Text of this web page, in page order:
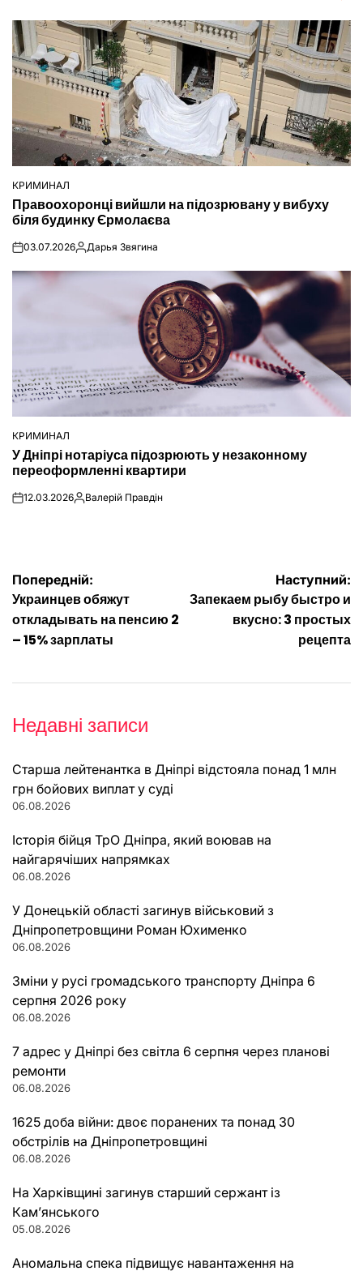
ОПУБЛІКУВАТИ
КРИМИНАЛ
Правоохоронці вийшли на підозрювану у вибуху
біля будинку Єрмолаєва
on03.07.2026Опубліковано
Дарья Звягина
ОПУБЛІКУВАТИ
У
КРИМИНАЛ
У Дніпрі нотаріуса підозрюють у незаконному
переоформленні квартири
on12.03.2026Опубліковано
Валерій Правдін
Навігація
записів
Попередній:
Украинцев обяжут
откладывать на пенсию 2
– 15% зарплаты
Наступний:
Запекаем рыбу быстро и
вкусно: 3 простых
рецепта
Недавні записи
Старша лейтенантка в Дніпрі відстояла понад 1 млн
грн бойових виплат у суді
06.08.2026
Історія бійця ТрО Дніпра, який воював на
найгарячіших напрямках
06.08.2026
У Донецькій області загинув військовий з
Дніпропетровщини Роман Юхименко
06.08.2026
Зміни у русі громадського транспорту Дніпра 6
серпня 2026 року
06.08.2026
7 адрес у Дніпрі без світла 6 серпня через планові
ремонти
06.08.2026
1625 доба війни: двоє поранених та понад 30
обстрілів на Дніпропетровщині
06.08.2026
На Харківщині загинув старший сержант із
Кам’янського
05.08.2026
Аномальна спека підвищує навантаження на